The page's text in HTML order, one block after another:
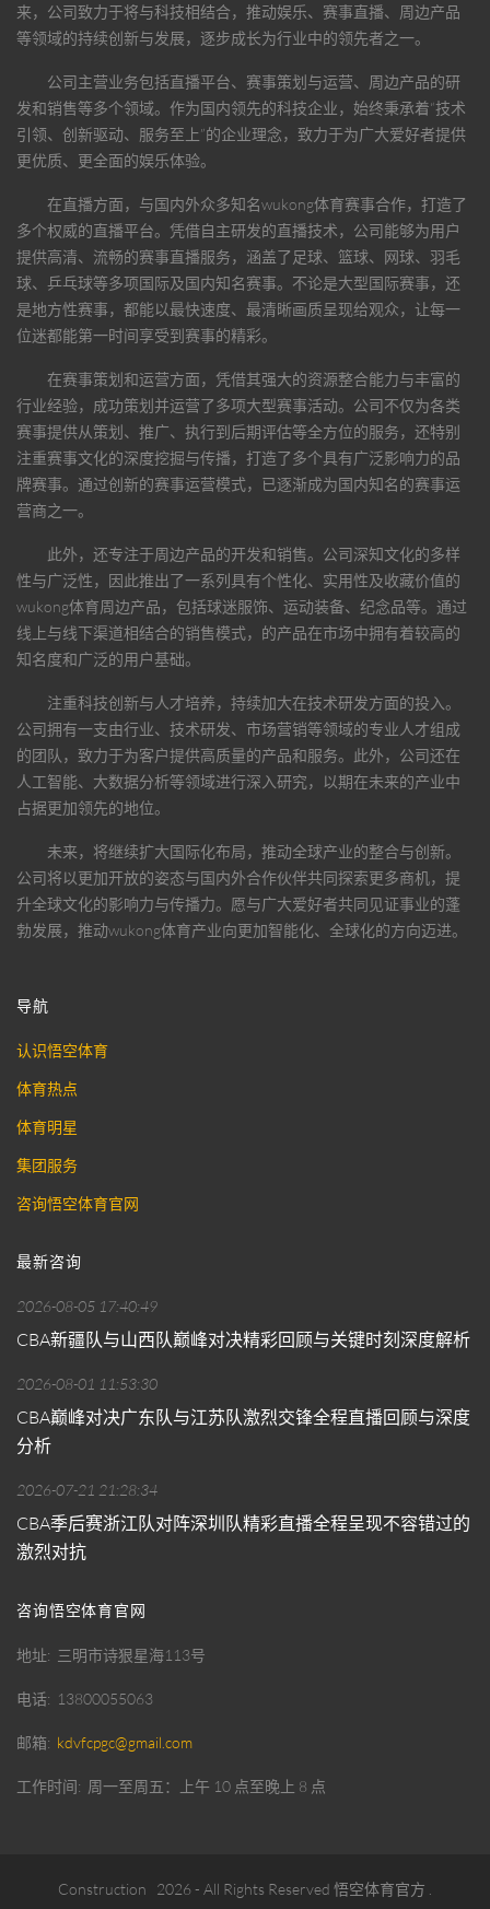
来，公司致力于将与科技相结合，推动娱乐、赛事直播、周边产品
等领域的持续创新与发展，逐步成长为行业中的领先者之一。
公司主营业务包括直播平台、赛事策划与运营、周边产品的研
发和销售等多个领域。作为国内领先的科技企业，始终秉承着“技术
引领、创新驱动、服务至上”的企业理念，致力于为广大爱好者提供
更优质、更全面的娱乐体验。
在直播方面，与国内外众多知名wukong体育赛事合作，打造了
多个权威的直播平台。凭借自主研发的直播技术，公司能够为用户
提供高清、流畅的赛事直播服务，涵盖了足球、篮球、网球、羽毛
球、乒乓球等多项国际及国内知名赛事。不论是大型国际赛事，还
是地方性赛事，都能以最快速度、最清晰画质呈现给观众，让每一
位迷都能第一时间享受到赛事的精彩。
在赛事策划和运营方面，凭借其强大的资源整合能力与丰富的
行业经验，成功策划并运营了多项大型赛事活动。公司不仅为各类
赛事提供从策划、推广、执行到后期评估等全方位的服务，还特别
注重赛事文化的深度挖掘与传播，打造了多个具有广泛影响力的品
牌赛事。通过创新的赛事运营模式，已逐渐成为国内知名的赛事运
营商之一。
此外，还专注于周边产品的开发和销售。公司深知文化的多样
性与广泛性，因此推出了一系列具有个性化、实用性及收藏价值的
wukong体育周边产品，包括球迷服饰、运动装备、纪念品等。通过
线上与线下渠道相结合的销售模式，的产品在市场中拥有着较高的
知名度和广泛的用户基础。
注重科技创新与人才培养，持续加大在技术研发方面的投入。
公司拥有一支由行业、技术研发、市场营销等领域的专业人才组成
的团队，致力于为客户提供高质量的产品和服务。此外，公司还在
人工智能、大数据分析等领域进行深入研究，以期在未来的产业中
占据更加领先的地位。
未来，将继续扩大国际化布局，推动全球产业的整合与创新。
公司将以更加开放的姿态与国内外合作伙伴共同探索更多商机，提
升全球文化的影响力与传播力。愿与广大爱好者共同见证事业的蓬
勃发展，推动wukong体育产业向更加智能化、全球化的方向迈进。
导航
认识悟空体育
体育热点
体育明星
集团服务
咨询悟空体育官网
最新咨询
2026-08-05 17:40:49
CBA新疆队与山西队巅峰对决精彩回顾与关键时刻深度解析
2026-08-01 11:53:30
CBA巅峰对决广东队与江苏队激烈交锋全程直播回顾与深度
分析
2026-07-21 21:28:34
CBA季后赛浙江队对阵深圳队精彩直播全程呈现不容错过的
激烈对抗
咨询悟空体育官网
地址 三明市诗狠星海113号
电话 13800055063
邮箱 kdvfcpgc@gmail.com
工作时间 周一至周五：上午 10 点至晚上 8 点
Construction 2026- All Rights Reserved 悟空体育官方